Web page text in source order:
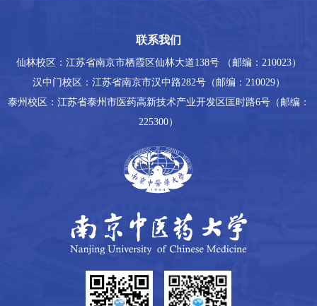
联系我们
仙林校区：江苏省南京市栖霞区仙林大道138号 （邮编：210023）
汉中门校区：江苏省南京市汉中路282号（邮编：210029）
泰州校区：江苏省泰州市医药高新技术产业开发区匡时路6号（邮编：
225300）